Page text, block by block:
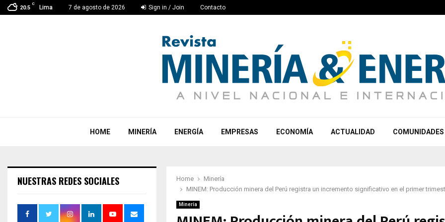
20.5
C
Lima 7 de agosto de 2026 Sign in / Join Contacto
HOME MINERÍA ENERGÍA EMPRESAS ECONOMÍA ACTUALIDAD COMUNIDADES
Home
Minería
MINEM: Producción minera del Perú registra un incremento significativo en el primer
Minería
NUESTRAS REDES SOCIALES